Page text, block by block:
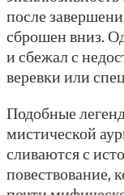
после
сброшен вниз.
и сбежал с
веревки или
Подобные
мистической
сливаются с
повествование,